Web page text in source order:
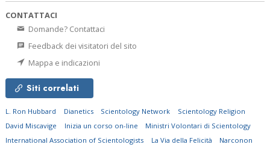
CONTATTACI
Domande? Contattaci
Feedback dei visitatori del sito
Mappa e indicazioni
Siti correlati
L. Ron Hubbard Dianetics Scientology Network
Scientology Religion
David Miscavige
Inizia un corso on-line
Ministri Volontari di Scientology
International Association of Scientologists
La Via della Felicità Narconon